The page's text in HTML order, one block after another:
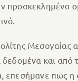
προσκεκλημένο
Μεσογαίας
δεδομένα και από
επεσήμανε πως η